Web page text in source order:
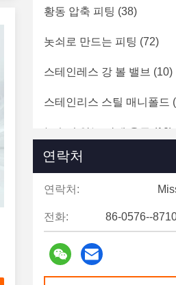
황동 압축 피팅 (38)
놋쇠로 만드는 피팅 (72)
스테인레스 강 볼 밸브 (10)
스테인리스 스틸 매니폴드
녹슬지 않는 강제 용구 (10)
스테인레스 스틸 체크 밸스
스테인레스 스틸 배기 밸브
연락처
연락처:
전화: 86-0576--